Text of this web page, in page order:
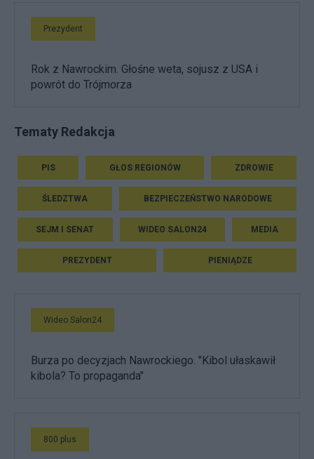
Prezydent
Rok z Nawrockim. Głośne weta, sojusz z USA i
powrót do Trójmorza
Tematy Redakcja
PIS GŁOS REGIONÓW ZDROWIE
ŚLEDZTWA BEZPIECZEŃSTWO NARODOWE
SEJM I SENAT WIDEO SALON24 MEDIA
PREZYDENT PIENIĄDZE
Wideo Salon24
Burza po decyzjach Nawrockiego. "Kibol ułaskawił
kibola? To propaganda"
800 plus